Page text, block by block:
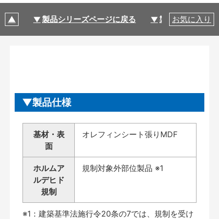
製品シリーズページに戻る 製品仕様
お気に入り
製品仕様
基材・表
面
オレフィンシート張りMDF
ホルムア
ルデヒド
規制
規制対象外部位製品 ※1
※1：建築基準法施行令20条の7では、規制を受け